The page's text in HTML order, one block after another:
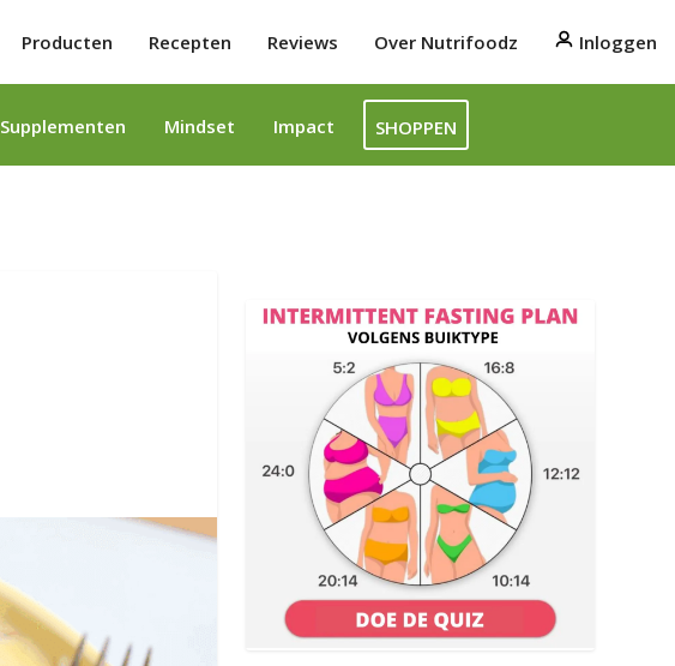
Producten Recepten Reviews Over Nutrifoodz Inloggen
Supplementen Mindset Impact SHOPPEN